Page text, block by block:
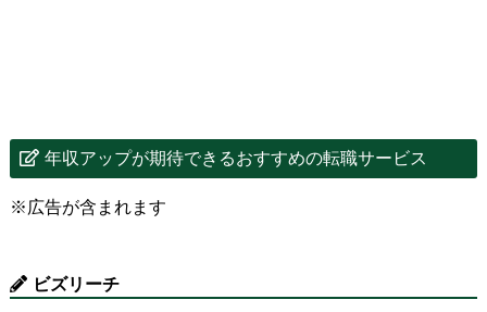
年収アップが期待できるおすすめの転職サービス
※広告が含まれます
ビズリーチ